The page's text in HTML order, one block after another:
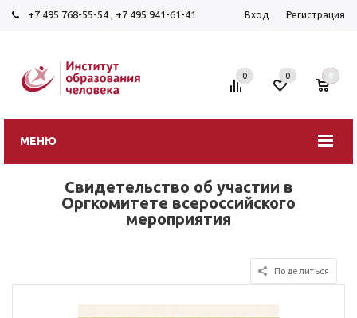
+7 495 768-55-54 ; +7 495 941-61-41 Вход Регистрация
МЕНЮ
0 0 0
Свидетельство об участии в
Оргкомитете всероссийского
мероприятия
Поделиться